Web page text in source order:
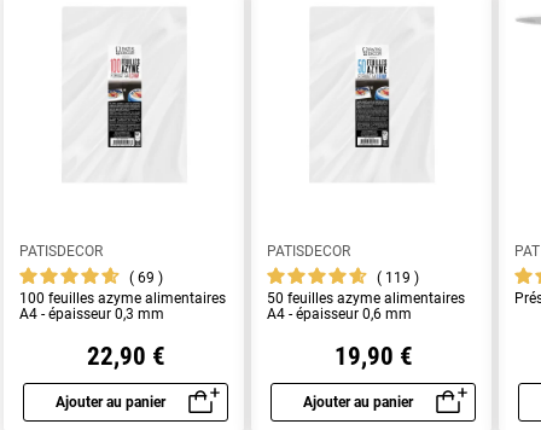
PATISDECOR
69
100 feuilles azyme alimentaires
A4 - épaisseur 0,3 mm
22,90 €
Ajouter au panier
Aperçu rapide
PATISDECOR
119
50 feuilles azyme alimentaires
A4 - épaisseur 0,6 mm
19,90 €
Ajouter au panier
Aperçu rapide